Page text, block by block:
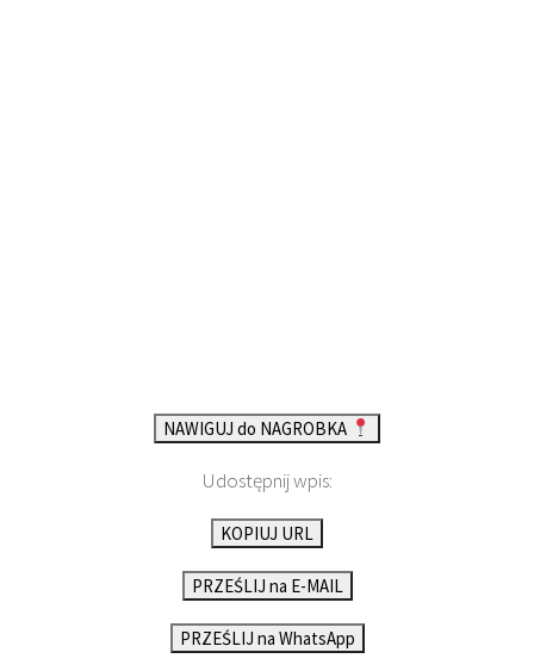
NAWIGUJ do NAGROBKA
Udostępnij wpis:
KOPIUJ URL
PRZEŚLIJ na E-MAIL
PRZEŚLIJ na WhatsApp